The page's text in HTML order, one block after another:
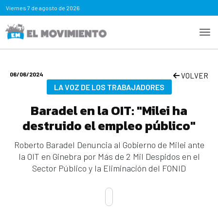
Viernes 7 de agosto de 2026
06/06/2024 VOLVER
LA VOZ DE LOS TRABAJADORES
Baradel en la OIT: "Milei ha
destruido el empleo público"
Roberto Baradel Denuncia al Gobierno de Milei ante
la OIT en Ginebra por Más de 2 Mil Despidos en el
Sector Público y la Eliminación del FONID